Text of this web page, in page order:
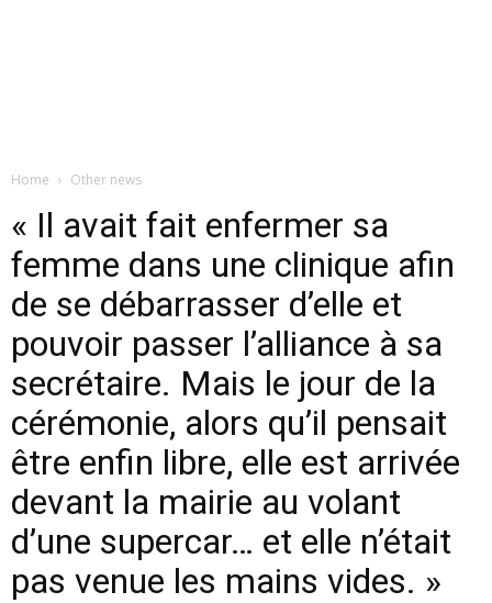
Home Other news
« Il avait fait enfermer sa
femme dans une clinique afin
de se débarrasser d’elle et
pouvoir passer l’alliance à sa
secrétaire. Mais le jour de la
cérémonie, alors qu’il pensait
être enfin libre, elle est arrivée
devant la mairie au volant
d’une supercar… et elle n’était
pas venue les mains vides. »